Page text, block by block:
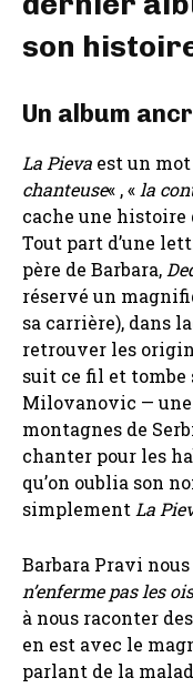
son
Un album
La Pieva est un
chanteuse« , « la
cache une
Tout part d’une
père de Barbara,
réservé un
sa carrière), dans
retrouver les
suit ce fil et tombe
Milovanovic —
montagnes de
chanter pour les
qu’on oublia son
simplement La
Barbara Pravi
n’enferme pas les
à nous raconter
en est avec le
parlant de la